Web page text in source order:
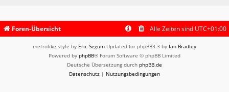
Foren-Übersicht Alle Zeiten sind UTC+01:00
metrolike style by Eric Seguin Updated for phpBB3.3 by Ian Bradley
Powered by phpBB® Forum Software © phpBB Limited
Deutsche Übersetzung durch phpBB.de
Datenschutz | Nutzungsbedingungen